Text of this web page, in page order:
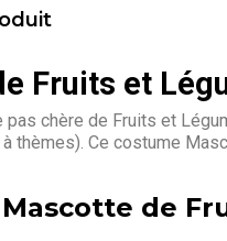
Fruits et
chère de Fruits et
thèmes). Ce costume
de